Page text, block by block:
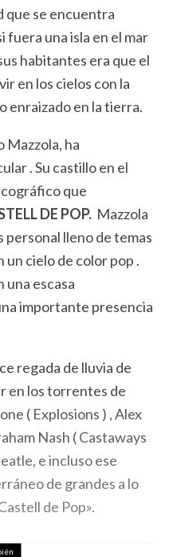
que se encuentra
fuera una isla en el mar
habitantes era que el
en los cielos con la
enraizado en la tierra.
Mazzola, ha
. Su castillo en el
que
DE POP. Mazzola
personal lleno de temas
un cielo de color pop .
una escasa
importante presencia
regada de lluvia de
en los torrentes de
( Explosions ) , Alex
Nash ( Castaways
e incluso ese
de grandes a lo
de Pop».